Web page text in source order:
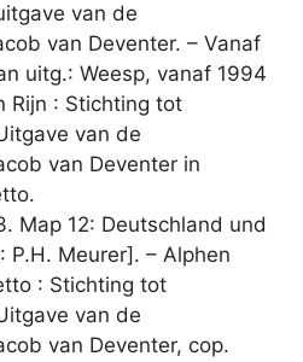
van de
van Deventer. – Vanaf
uitg.: Weesp, vanaf 1994
Rijn : Stichting tot
van de
van Deventer in
Map 12: Deutschland und
Meurer]. – Alphen
: Stichting tot
van de
van Deventer, cop.